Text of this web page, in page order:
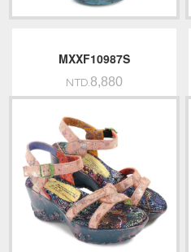
MXXF10987S
NTD.8,880